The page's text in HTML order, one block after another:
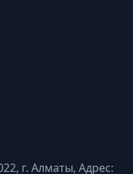
г. Алматы, Адрес: